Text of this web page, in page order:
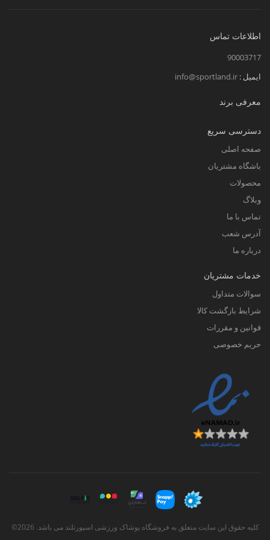
اطلاعات تماس
90003717
ایمیل : info@sportland.ir
معرفی برند
دسترسی سریع
صفحه اصلی
باشگاه مشتریان
محصولات
وبلاگ
تماس با ما
آدرس شعب
درباره ما
خدمات مشتریان
سوالات متداول
شرایط بازگشت کالا
قوانین و مقررات
حریم خصوصی
کلیه حقوق این سایت متعلق به فروشگاه پوشاک ورزشی اسپورتلند می باشد. 2026©